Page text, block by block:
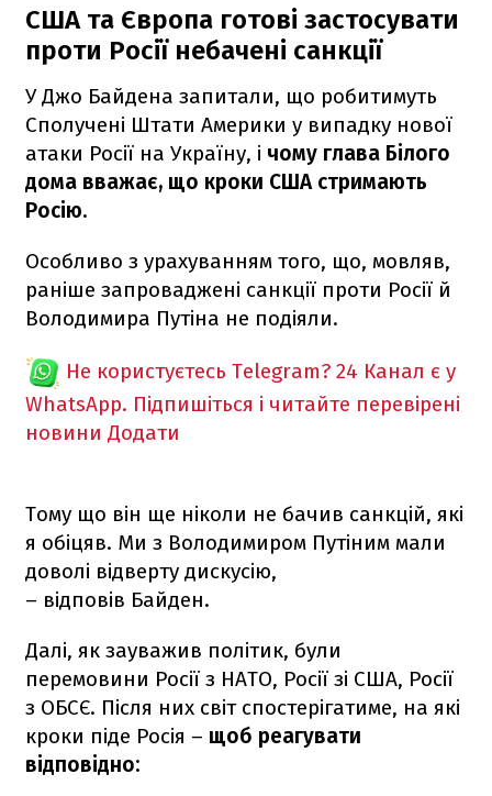
США та Європа готові застосувати
проти Росії небачені санкції
У Джо Байдена запитали, що робитимуть
Сполучені Штати Америки у випадку нової
атаки Росії на Україну, і чому глава Білого
дома вважає, що кроки США стримають
Росію.
Особливо з урахуванням того, що, мовляв,
раніше запроваджені санкції проти Росії й
Володимира Путіна не подіяли.
Не користуєтесь Telegram? 24 Канал є у
WhatsApp. Підпишіться і читайте перевірені
новини Додати
Тому що він ще ніколи не бачив санкцій, які
я обіцяв. Ми з Володимиром Путіним мали
доволі відверту дискусію,
– відповів Байден.
Далі, як зауважив політик, були
перемовини Росії з НАТО, Росії зі США, Росії
з ОБСЄ. Після них світ спостерігатиме, на які
кроки піде Росія – щоб реагувати
відповідно: